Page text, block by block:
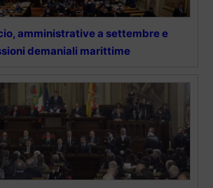
amministrative a settembre e
demaniali marittime